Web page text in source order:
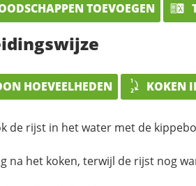
TOEVOEGEN
HOEVEELHEDEN KOKEN
de rijst in het water met de
na het koken, terwijl de rijst nog